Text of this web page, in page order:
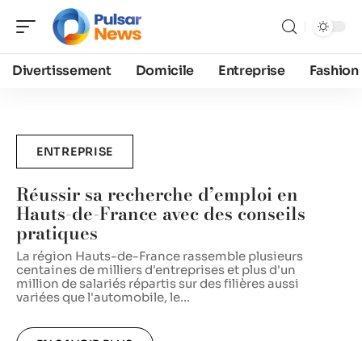
Divertissement Domicile Entreprise Fashion
ENTREPRISE
Réussir sa recherche d’emploi en
Hauts-de-France avec des conseils
pratiques
La région Hauts-de-France rassemble plusieurs
centaines de milliers d'entreprises et plus d'un
million de salariés répartis sur des filières aussi
variées que l'automobile, le…